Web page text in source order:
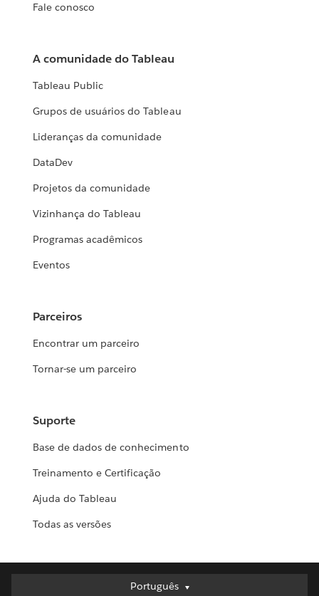
Fale conosco
A comunidade do Tableau
Tableau Public
Grupos de usuários do Tableau
Lideranças da comunidade
DataDev
Projetos da comunidade
Vizinhança do Tableau
Programas acadêmicos
Eventos
Parceiros
Encontrar um parceiro
Tornar-se um parceiro
Suporte
Base de dados de conhecimento
Treinamento e Certificação
Ajuda do Tableau
Todas as versões
Português
Português